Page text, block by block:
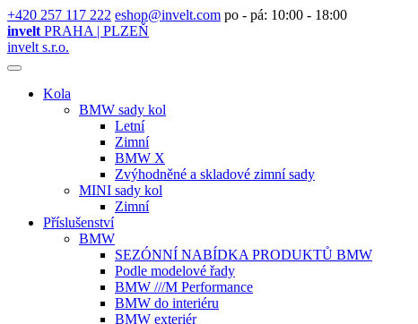
+420 257 117 222 eshop@invelt.com po - pá: 10:00 - 18:00
invelt PRAHA | PLZEŇ
invelt s.r.o.
Kola
BMW sady kol
Letní
Zimní
BMW X
Zvýhodněné a skladové zimní sady
MINI sady kol
Zimní
Příslušenství
BMW
SEZÓNNÍ NABÍDKA PRODUKTŮ BMW
Podle modelové řady
BMW ///M Performance
BMW do interiéru
BMW exteriér